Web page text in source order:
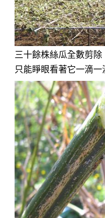
三十餘株絲瓜全數剪
只能睜眼看著它一滴一